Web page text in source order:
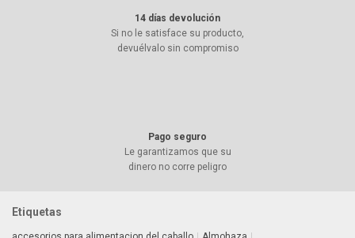
14 días devolución
Si no le satisface su producto,
devuélvalo sin compromiso
Pago seguro
Le garantizamos que su
dinero no corre peligro
Etiquetas